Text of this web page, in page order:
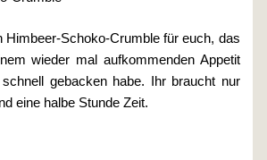
Himbeer-Schoko-Crumble für euch, das
wieder mal aufkommenden Appetit
gebacken habe. Ihr braucht nur
eine halbe Stunde Zeit.